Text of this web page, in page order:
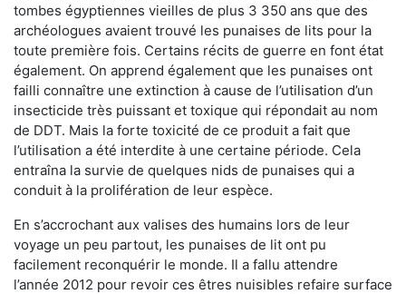
tombes égyptiennes vieilles de plus 3 350 ans que des
archéologues avaient trouvé les punaises de lits pour la
toute première fois. Certains récits de guerre en font état
également. On apprend également que les punaises ont
failli connaître une extinction à cause de l’utilisation d’un
insecticide très puissant et toxique qui répondait au nom
de DDT. Mais la forte toxicité de ce produit a fait que
l’utilisation a été interdite à une certaine période. Cela
entraîna la survie de quelques nids de punaises qui a
conduit à la prolifération de leur espèce.
En s’accrochant aux valises des humains lors de leur
voyage un peu partout, les punaises de lit ont pu
facilement reconquérir le monde. Il a fallu attendre
l’année 2012 pour revoir ces êtres nuisibles refaire surface